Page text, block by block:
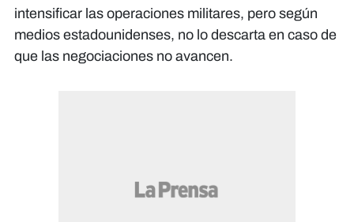
intensificar las operaciones militares, pero según
medios estadounidenses, no lo descarta en caso de
que las negociaciones no avancen.